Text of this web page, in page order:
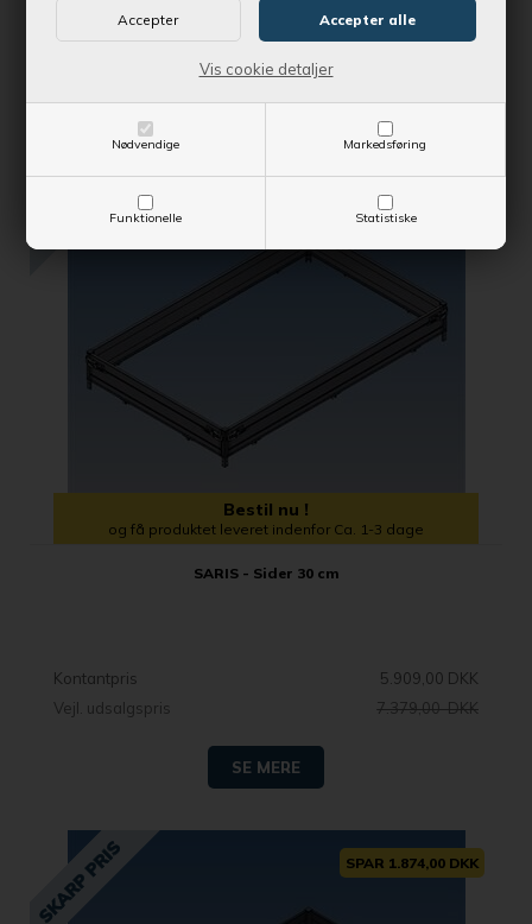
Nødvendige Markedsføring
Funktionelle Statistiske
Vis cookie detaljer
Vejl. udsalgspris
2.579,00 DKK
SE MERE
SPAR 1.470,00 DKK
Bestil nu !
og få produktet leveret indenfor Ca. 1-3 dage
SARIS - Sider 30 cm
Kontantpris
5.909,00 DKK
Vejl. udsalgspris
7.379,00 DKK
SE MERE
SPAR 1.874,00 DKK